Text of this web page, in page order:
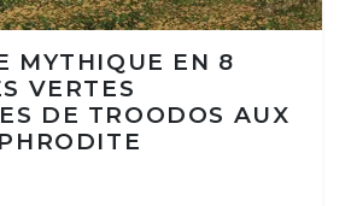
MYTHIQUE EN 8
VERTES
DE TROODOS AUX